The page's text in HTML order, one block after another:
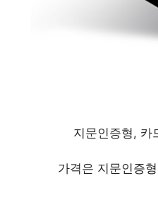
지문인증형, 카
가격은 지문인증